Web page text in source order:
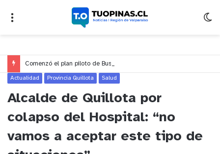
Actualidad Provincia Quillota Salud
Alcalde de Quillota por
colapso del Hospital: “no
vamos a aceptar este tipo de